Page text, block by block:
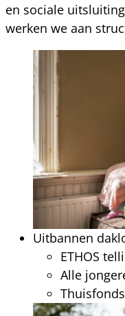
en sociale
werken we aan
Uitbannen
ETHOS
Alle